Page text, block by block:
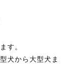
ォーム
い合わせフォー
す。
犬から大型犬ま